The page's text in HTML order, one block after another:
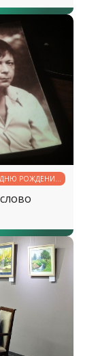
РОЖДЕНИЯ
АЛЕКСАНДРА
ФАЙНБЕРГА